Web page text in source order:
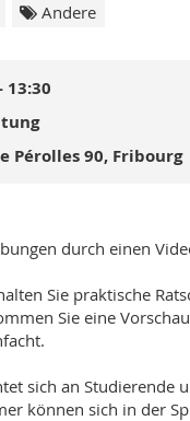
Andere
13:30
Pérolles 90, Fribourg
durch einen
Sie praktische
Sie eine
sich an Studierende
können sich in der